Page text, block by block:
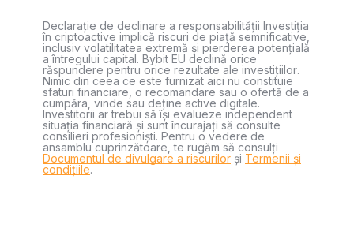
Declarație de declinare a responsabilității Investiția
în criptoactive implică riscuri de piață semnificative,
inclusiv volatilitatea extremă și pierderea potențială
a întregului capital. Bybit EU declină orice
răspundere pentru orice rezultate ale investițiilor.
Nimic din ceea ce este furnizat aici nu constituie
sfaturi financiare, o recomandare sau o ofertă de a
cumpăra, vinde sau deține active digitale.
Investitorii ar trebui să își evalueze independent
situația financiară și sunt încurajați să consulte
consilieri profesioniști. Pentru o vedere de
ansamblu cuprinzătoare, te rugăm să consulți
Documentul de divulgare a riscurilor și Termenii și
condițiile.